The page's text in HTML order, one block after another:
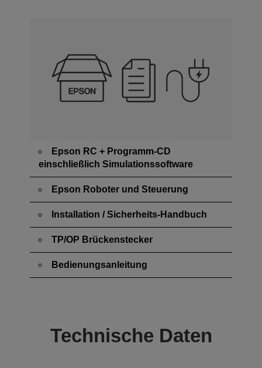
Epson RC + Programm-CD
einschließlich Simulationssoftware
Epson Roboter und Steuerung
Installation / Sicherheits-Handbuch
TP/OP Brückenstecker
Bedienungsanleitung
Technische Daten